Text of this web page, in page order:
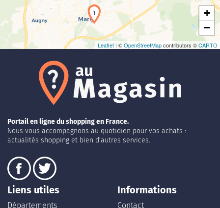
1
+
−
Leaflet | ©OpenStreetMapcontributors ©CARTO
Portail en ligne du shopping en France.
Nous vous accompagnons au quotidien pour vos achats :
actualités shopping et bien d’autres services.
Liens utiles
Départements
Informations
Contact